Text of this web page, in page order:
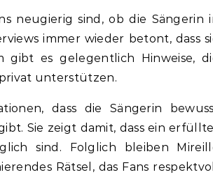
neugierig sind, ob die Sängerin
immer wieder betont, dass
gibt es gelegentlich Hinweise,
privat unterstützen.
dass die Sängerin
Sie zeigt damit, dass ein
sind. Folglich bleiben
Rätsel, das Fans respektvoll